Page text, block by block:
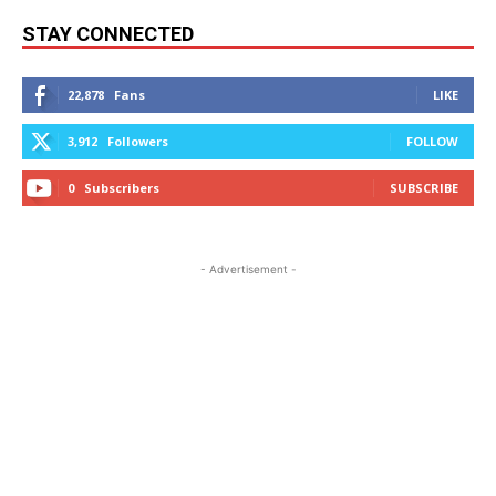
STAY CONNECTED
22,878 Fans LIKE
3,912 Followers FOLLOW
0 Subscribers SUBSCRIBE
- Advertisement -